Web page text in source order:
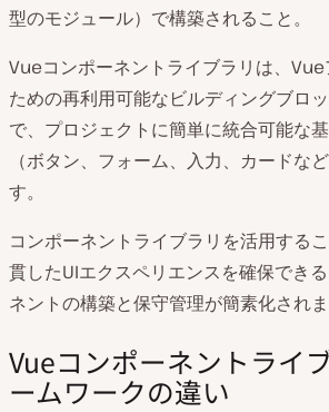
型のモジュール）で構築されること。
Vueコンポーネントライブラリは、
ための再利用可能なビルディングブロ
で、プロジェクトに簡単に統合可能な
（ボタン、フォーム、入力、カードな
す。
コンポーネントライブラリを活用する
貫したUIエクスペリエンスを確保でき
ネントの構築と保守管理が簡素化されま
Vueコンポーネントライ
ームワークの違い